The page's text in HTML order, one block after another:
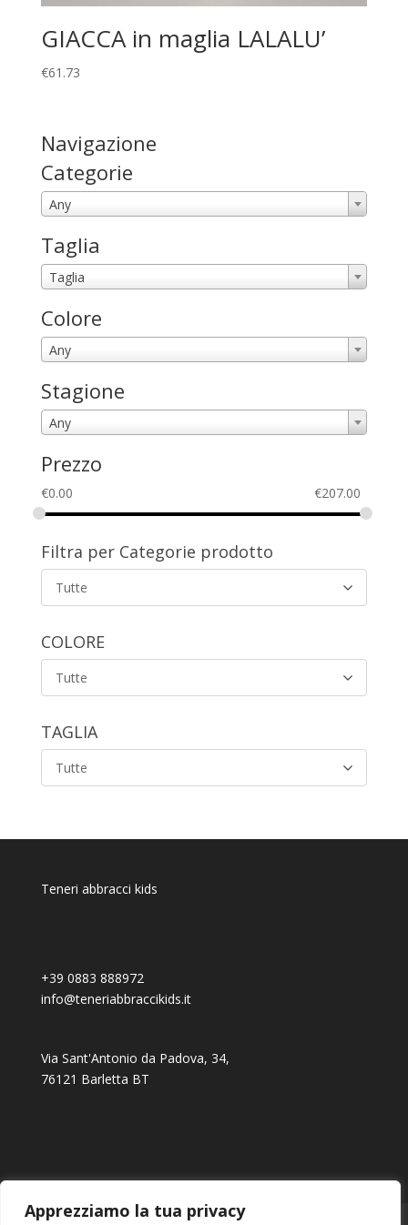
Apprezziamo la tua privacy
GIACCA in maglia LALALU’
€61.73
Navigazione
Categorie
Any
Taglia
Taglia
Colore
Any
Stagione
Any
Prezzo
€0.00 €207.00
Filtra per Categorie prodotto
Tutte
COLORE
Tutte
TAGLIA
Tutte
Teneri abbracci kids
+39 0883 888972
info@teneriabbraccikids.it
Via Sant'Antonio da Padova, 34,
76121 Barletta BT